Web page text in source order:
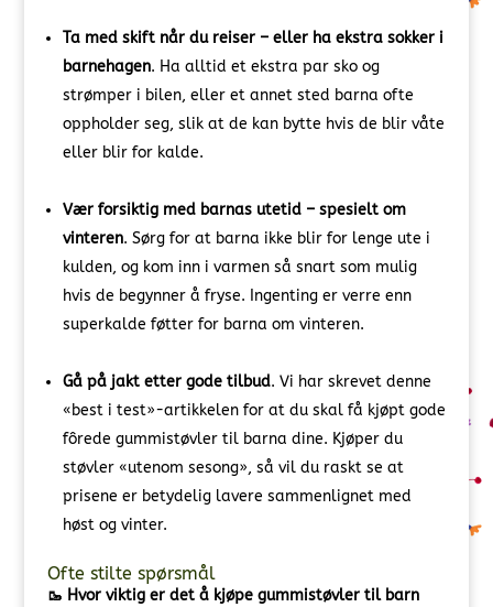
Ta med skift når du reiser – eller ha ekstra sokker i
barnehagen. Ha alltid et ekstra par sko og
strømper i bilen, eller et annet sted barna ofte
oppholder seg, slik at de kan bytte hvis de blir våte
eller blir for kalde.
Vær forsiktig med barnas utetid – spesielt om
vinteren. Sørg for at barna ikke blir for lenge ute i
kulden, og kom inn i varmen så snart som mulig
hvis de begynner å fryse. Ingenting er verre enn
superkalde føtter for barna om vinteren.
Gå på jakt etter gode tilbud. Vi har skrevet denne
«best i test»-artikkelen for at du skal få kjøpt gode
fôrede gummistøvler til barna dine. Kjøper du
støvler «utenom sesong», så vil du raskt se at
prisene er betydelig lavere sammenlignet med
høst og vinter.
Ofte stilte spørsmål
🥾 Hvor viktig er det å kjøpe gummistøvler til barn